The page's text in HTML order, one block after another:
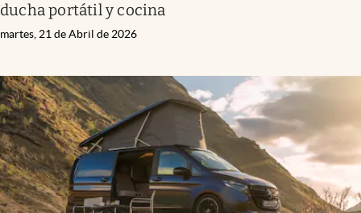
ducha portátil y cocina
martes, 21 de Abril de 2026